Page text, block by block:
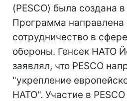
(PESCO) была создана
Программа направлена
сотрудничество в
обороны. Генсек НАТО
заявлял, что PESCO
"укрепление
НАТО". Участие в